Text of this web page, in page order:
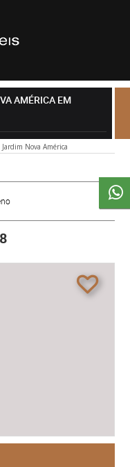
AMÉRICA EM
Jardim Nova América